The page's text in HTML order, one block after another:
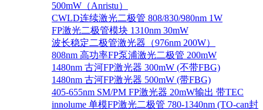
500mW（Anristu）
CWLD连续激光二极管 808/830/980nm 1W
FP激光二极管模块 1310nm 30mW
波长稳定二极管激光器（976nm 200W）
808nm 高功率FP泵浦激光二极管 200mW
1480nm 古河FP激光器 300mW (不带FBG)
1480nm 古河FP激光器 500mW (带FBG)
405-655nm SM/PM FP激光器 20mW输出 带TEC
innolume 单模FP激光二极管 780-1340nm (TO-can封